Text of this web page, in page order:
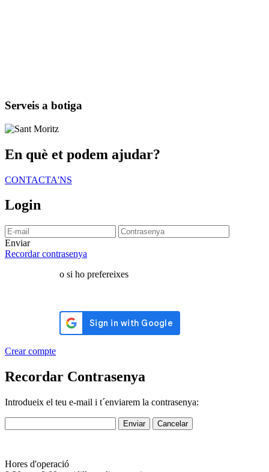
Serveis a botiga
En què et podem ajudar?
CONTACTA'NS
Login
Enviar
Recordar contrasenya
o si ho prefereixes
Crear compte
Recordar Contrasenya
Introdueix el teu e-mail i t´enviarem la contrasenya:
Enviar Cancelar
Hores d'operació